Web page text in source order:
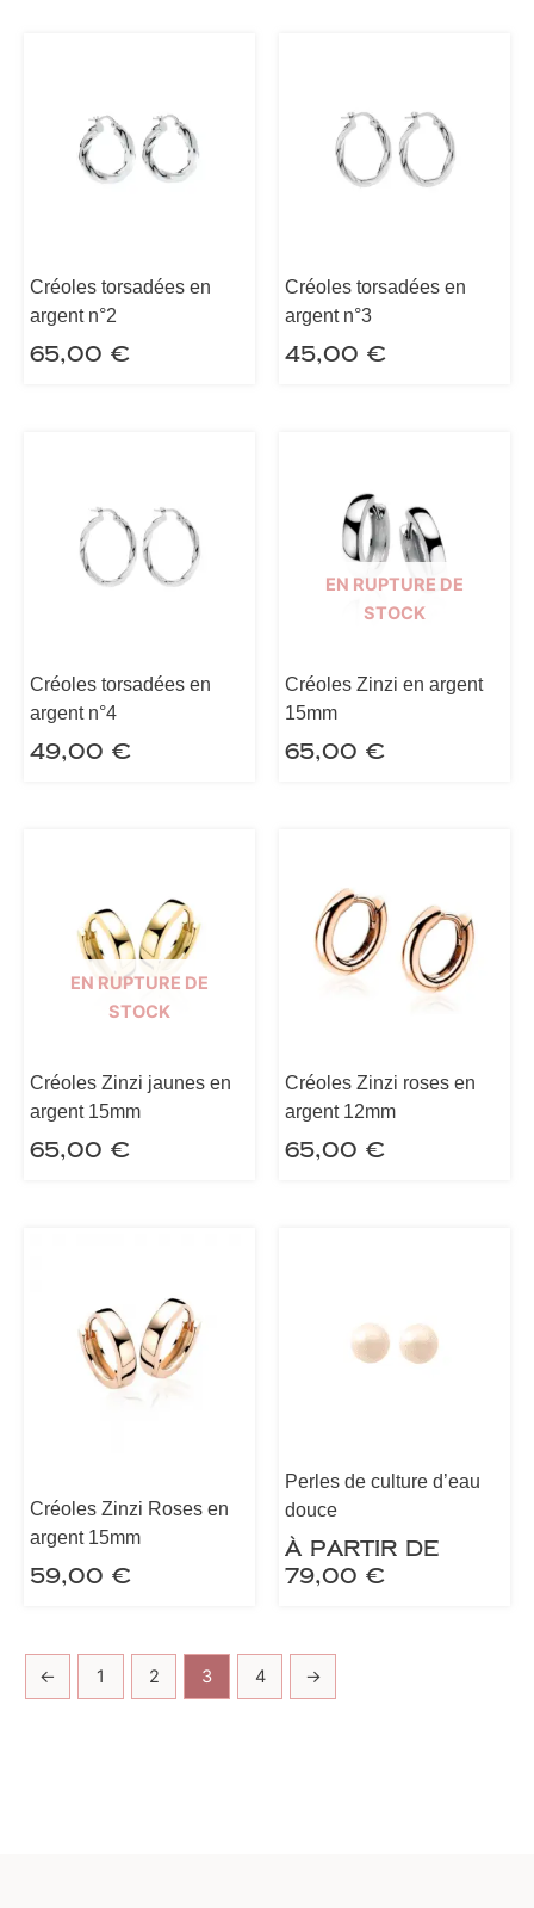
Créoles torsadées en
argent n°2
65,00 €
Créoles torsadées en
argent n°3
45,00 €
Créoles torsadées en
argent n°4
49,00 €
EN RUPTURE DE
STOCK
Créoles Zinzi en argent
15mm
65,00 €
EN RUPTURE DE
STOCK
Créoles Zinzi jaunes en
argent 15mm
65,00 €
Créoles Zinzi roses en
argent 12mm
65,00 €
Créoles Zinzi Roses en
argent 15mm
59,00 €
Perles de culture d’eau
douce
À partir de
79,00 €
← 1 2 3 4 →